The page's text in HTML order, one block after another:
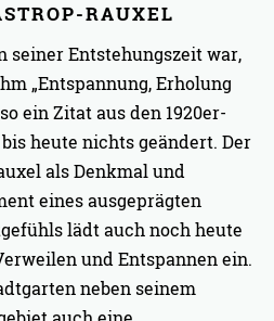
RAUXEL
seiner Entstehungszeit war,
„Entspannung, Erholung
ein Zitat aus den 1920er-
heute nichts geändert. Der
als Denkmal und
eines ausgeprägten
lädt auch noch heute
und Entspannen ein.
neben seinem